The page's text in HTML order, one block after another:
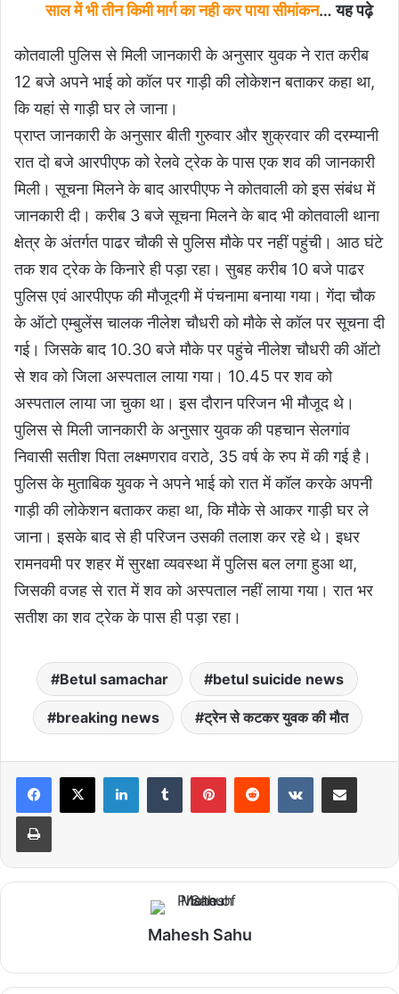
साल में भी तीन किमी मार्ग का नही कर पाया सीमांकन… यह पढ़े
कोतवाली पुलिस से मिली जानकारी के अनुसार युवक ने रात करीब
12 बजे अपने भाई को कॉल पर गाड़ी की लोकेशन बताकर कहा था,
कि यहां से गाड़ी घर ले जाना।
प्राप्त जानकारी के अनुसार बीती गुरुवार और शुक्रवार की दरम्यानी
रात दो बजे आरपीएफ को रेलवे ट्रेक के पास एक शव की जानकारी
मिली। सूचना मिलने के बाद आरपीएफ ने कोतवाली को इस संबंध में
जानकारी दी। करीब 3 बजे सूचना मिलने के बाद भी कोतवाली थाना
क्षेत्र के अंतर्गत पाढर चौकी से पुलिस मौके पर नहीं पहुंची। आठ घंटे
तक शव ट्रेक के किनारे ही पड़ा रहा। सुबह करीब 10 बजे पाढर
पुलिस एवं आरपीएफ की मौजूदगी में पंचनामा बनाया गया। गेंदा चौक
के ऑटो एम्बुलेंस चालक नीलेश चौधरी को मौके से कॉल पर सूचना दी
गई। जिसके बाद 10.30 बजे मौके पर पहुंचे नीलेश चौधरी की ऑटो
से शव को जिला अस्पताल लाया गया। 10.45 पर शव को
अस्पताल लाया जा चुका था। इस दौरान परिजन भी मौजूद थे।
पुलिस से मिली जानकारी के अनुसार युवक की पहचान सेलगांव
निवासी सतीश पिता लक्ष्मणराव वराठे, 35 वर्ष के रुप में की गई है।
पुलिस के मुताबिक युवक ने अपने भाई को रात में कॉल करके अपनी
गाड़ी की लोकेशन बताकर कहा था, कि मौके से आकर गाड़ी घर ले
जाना। इसके बाद से ही परिजन उसकी तलाश कर रहे थे। इधर
रामनवमी पर शहर में सुरक्षा व्यवस्था में पुलिस बल लगा हुआ था,
जिसकी वजह से रात में शव को अस्पताल नहीं लाया गया। रात भर
सतीश का शव ट्रेक के पास ही पड़ा रहा।
Betul samachar betul suicide news
breaking news ट्रेन से कटकर युवक की मौत
Mahesh Sahu